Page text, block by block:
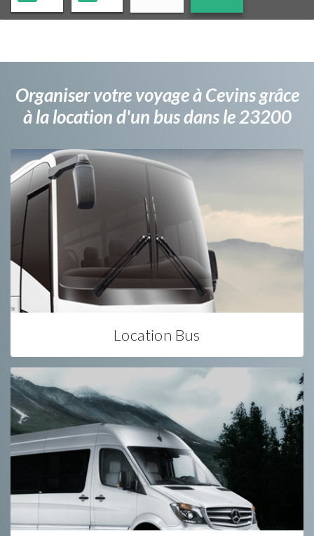
Organiser votre voyage à Cevins grâce
à la location d'un bus dans le 23200
Location Bus